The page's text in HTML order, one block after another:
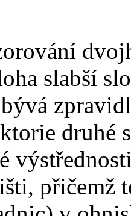
slabší
druhé
přičemž